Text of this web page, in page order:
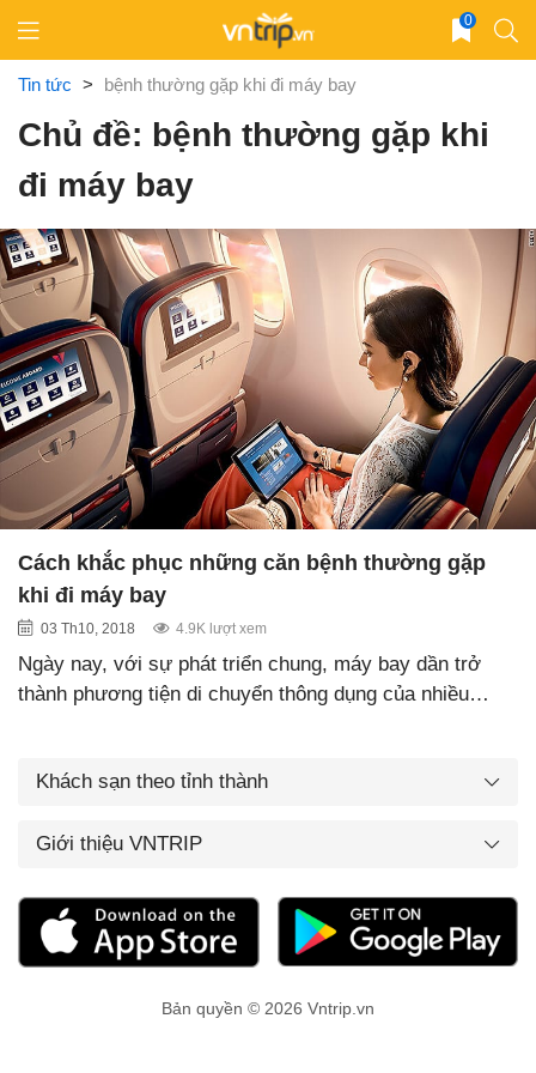
content
0
Tin tức > bệnh thường gặp khi đi máy bay
Chủ đề: bệnh thường gặp khi
đi máy bay
Cách khắc phục những căn bệnh thường gặp
khi đi máy bay
03 Th10, 2018 4.9K lượt xem
Ngày nay, với sự phát triển chung, máy bay dần trở
thành phương tiện di chuyển thông dụng của nhiều…
Khách sạn theo tỉnh thành
Giới thiệu VNTRIP
Bản quyền © 2026 Vntrip.vn